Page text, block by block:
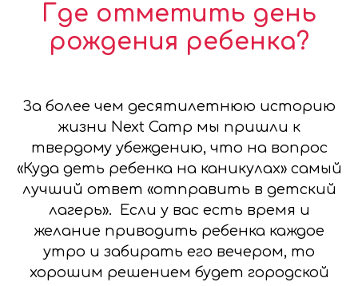
Где отметить день
рождения ребенка?
За более чем десятилетнюю историю
жизни Next Camp мы пришли к
твердому убеждению, что на вопрос
«Куда деть ребенка на каникулах» самый
лучший ответ «отправить в детский
лагерь». Если у вас есть время и
желание приводить ребенка каждое
утро и забирать его вечером, то
хорошим решением будет городской